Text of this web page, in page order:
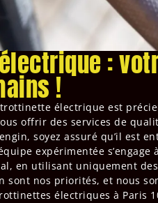
:
!
électrique est
offrir des services de
soyez assuré qu’il est
expérimentée s’engage à
en utilisant uniquement
sont nos priorités, et nous
électriques à Paris